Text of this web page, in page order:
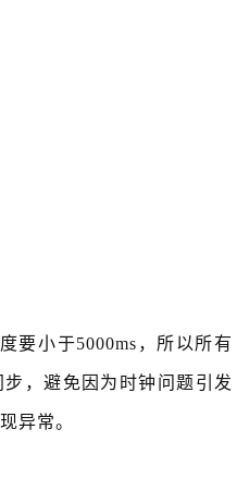
要小于5000ms，所以所有
，避免因为时钟问题引发
异常。